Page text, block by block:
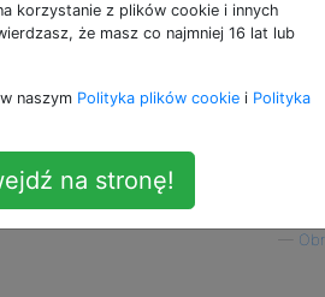
lubię najbardziej, jest
gdy funkcje są dość łatwe do
wyłączyć alarm aplikacji na
i włączył się alarm. Idealnie
korzystanie z plików cookie i innych
że masz co najmniej 16 lat lub
naszym Polityka plików cookie i Polityka
na stronę!